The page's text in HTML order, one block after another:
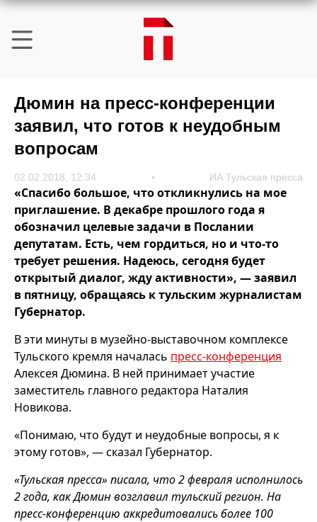
Дюмин на пресс-конференции
заявил, что готов к неудобным
вопросам
02.02.2018, 12:34 ИА Тульская пресса
«Спасибо большое, что откликнулись на мое
приглашение. В декабре прошлого года я
обозначил целевые задачи в Послании
депутатам. Есть, чем гордиться, но и что-то
требует решения. Надеюсь, сегодня будет
открытый диалог, жду активности», — заявил
в пятницу, обращаясь к тульским журналистам
Губернатор.
В эти минуты в музейно-выставочном комплексе
Тульского кремля началась пресс-конференция
Алексея Дюмина. В ней принимает участие
заместитель главного редактора Наталия
Новикова.
«Понимаю, что будут и неудобные вопросы, я к
этому готов», — сказал Губернатор.
«Тульская пресса» писала, что 2 февраля исполнилось
2 года, как Дюмин возглавил тульский регион. На
пресс-конференцию аккредитовались более 100